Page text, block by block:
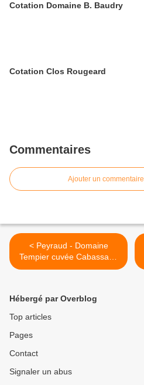
Cotation Domaine B. Baudry
Cotation Clos Rougeard
Commentaires
Ajouter un commentaire
< Peyraud - Domaine
Tempier cuvée Cabassaou
2000
Hébergé par Overblog
Top articles
Pages
Contact
Signaler un abus